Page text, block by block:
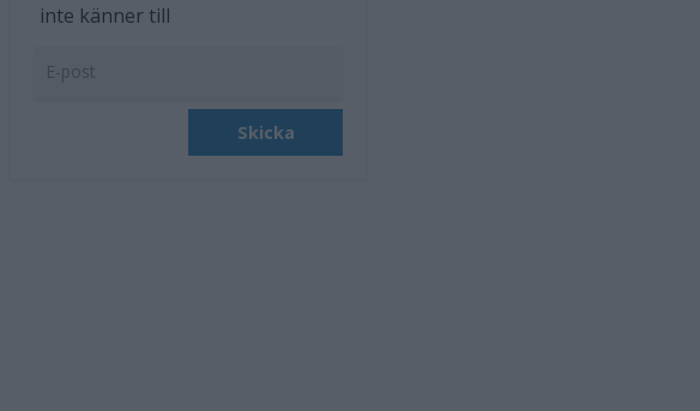
inte känner till
Skicka